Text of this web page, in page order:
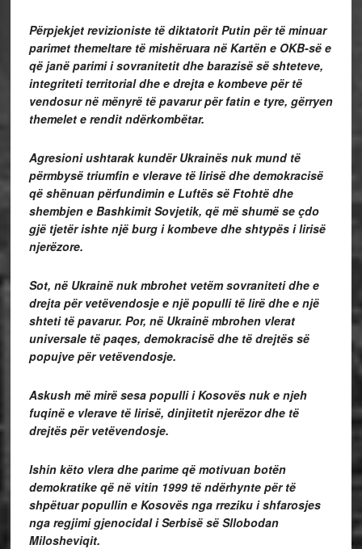
Përpjekjet revizioniste të diktatorit Putin për të minuar
parimet themeltare të mishëruara në Kartën e OKB-së e
që janë parimi i sovranitetit dhe barazisë së shteteve,
integriteti territorial dhe e drejta e kombeve për të
vendosur në mënyrë të pavarur për fatin e tyre, gërryen
themelet e rendit ndërkombëtar.
Agresioni ushtarak kundër Ukrainës nuk mund të
përmbysë triumfin e vlerave të lirisë dhe demokracisë
që shënuan përfundimin e Luftës së Ftohtë dhe
shembjen e Bashkimit Sovjetik, që më shumë se çdo
gjë tjetër ishte një burg i kombeve dhe shtypës i lirisë
njerëzore.
Sot, në Ukrainë nuk mbrohet vetëm sovraniteti dhe e
drejta për vetëvendosje e një populli të lirë dhe e një
shteti të pavarur. Por, në Ukrainë mbrohen vlerat
universale të paqes, demokracisë dhe të drejtës së
popujve për vetëvendosje.
Askush më mirë sesa populli i Kosovës nuk e njeh
fuqinë e vlerave të lirisë, dinjitetit njerëzor dhe të
drejtës për vetëvendosje.
Ishin këto vlera dhe parime që motivuan botën
demokratike që në vitin 1999 të ndërhynte për të
shpëtuar popullin e Kosovës nga rreziku i shfarosjes
nga regjimi gjenocidal i Serbisë së Sllobodan
Milosheviqit.